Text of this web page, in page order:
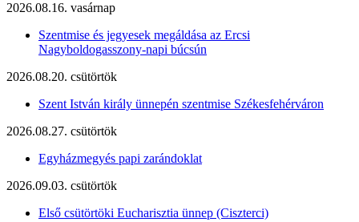
2026.08.16. vasárnap
Szentmise és jegyesek megáldása az Ercsi
Nagyboldogasszony-napi búcsún
2026.08.20. csütörtök
Szent István király ünnepén szentmise Székesfehérváron
2026.08.27. csütörtök
Egyházmegyés papi zarándoklat
2026.09.03. csütörtök
Első csütörtöki Eucharisztia ünnep (Ciszterci)